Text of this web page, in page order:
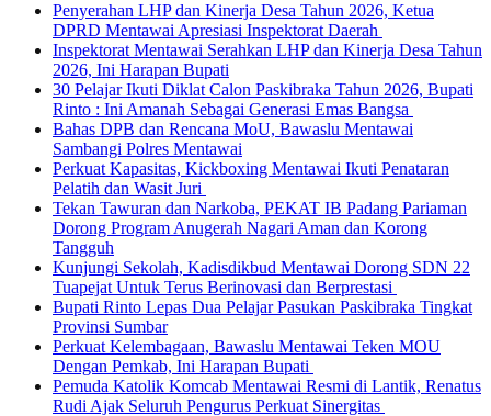
Penyerahan LHP dan Kinerja Desa Tahun 2026, Ketua
DPRD Mentawai Apresiasi Inspektorat Daerah
Inspektorat Mentawai Serahkan LHP dan Kinerja Desa Tahun
2026, Ini Harapan Bupati
30 Pelajar Ikuti Diklat Calon Paskibraka Tahun 2026, Bupati
Rinto : Ini Amanah Sebagai Generasi Emas Bangsa
Bahas DPB dan Rencana MoU, Bawaslu Mentawai
Sambangi Polres Mentawai
Perkuat Kapasitas, Kickboxing Mentawai Ikuti Penataran
Pelatih dan Wasit Juri
Tekan Tawuran dan Narkoba, PEKAT IB Padang Pariaman
Dorong Program Anugerah Nagari Aman dan Korong
Tangguh
Kunjungi Sekolah, Kadisdikbud Mentawai Dorong SDN 22
Tuapejat Untuk Terus Berinovasi dan Berprestasi
Bupati Rinto Lepas Dua Pelajar Pasukan Paskibraka Tingkat
Provinsi Sumbar
Perkuat Kelembagaan, Bawaslu Mentawai Teken MOU
Dengan Pemkab, Ini Harapan Bupati
Pemuda Katolik Komcab Mentawai Resmi di Lantik, Renatus
Rudi Ajak Seluruh Pengurus Perkuat Sinergitas